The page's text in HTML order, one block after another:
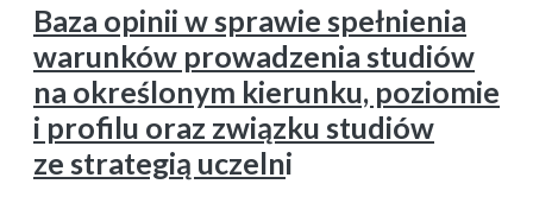
Baza opinii w sprawie spełnienia
warunków prowadzenia studiów
na określonym kierunku, poziomie
i profilu oraz związku studiów
ze strategią uczelni